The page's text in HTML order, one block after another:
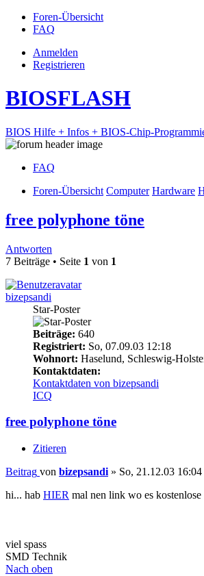
Foren-Übersicht
FAQ
Anmelden
Registrieren
BIOSFLASH
BIOS Hilfe + Infos + BIOS-Chip-
FAQ
Foren-Übersicht Computer Hardware
free polyphone töne
Antworten
7 Beiträge • Seite 1 von 1
bizepsandi
Star-Poster
Beiträge: 640
Registriert: So, 07.09.03 12:18
Wohnort: Haselund, Schleswig-
Kontaktdaten:
Kontaktdaten von bizepsandi
ICQ
free polyphone töne
Zitieren
Beitrag von bizepsandi » So, 21.12.03 16:04
hi... hab HIER mal nen link wo es
viel spass
SMD Technik
Nach oben